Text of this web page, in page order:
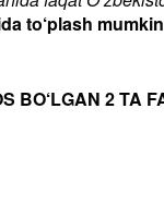
to‘plash
BO‘LGAN 2 TA